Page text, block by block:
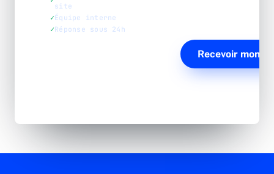
site
Équipe interne
Réponse sous 24h